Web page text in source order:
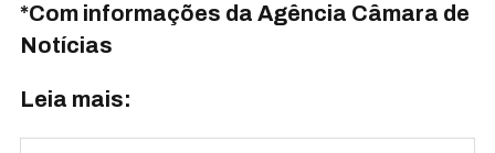
*Com informações da Agência Câmara de
Notícias
Leia mais: